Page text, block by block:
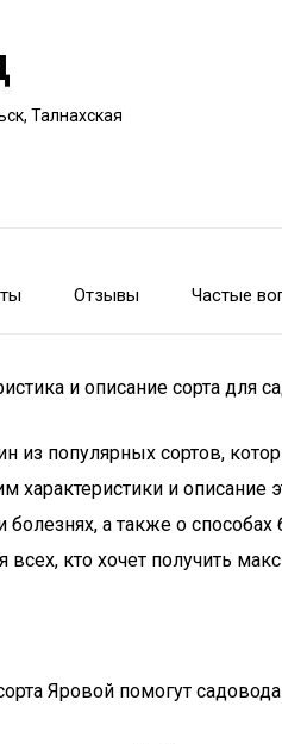
Талнахская
Отзывы Частые
и описание сорта для
из популярных сортов,
характеристики и
а также о
кто хочет получить
Яровой помогут